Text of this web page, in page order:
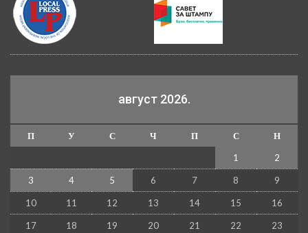
август 2026.
П У С Ч П С
Н
1
2
3 4 5 6 7 8 9
10 11 12 13 14 15 16
17 18 19 20 21 22 23